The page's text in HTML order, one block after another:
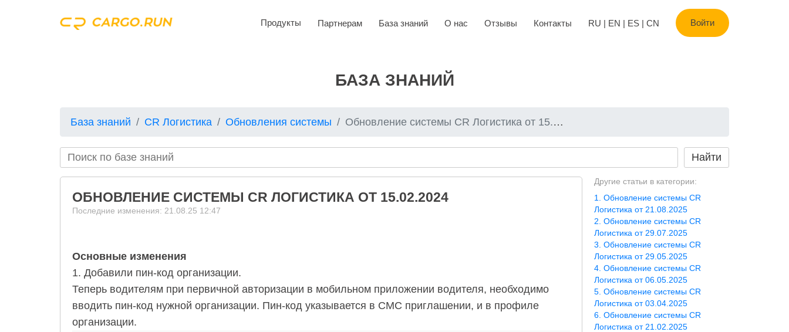
Продукты Партнерам База знаний О нас Отзывы Контакты RU | EN | ES | CN Войти
БАЗА ЗНАНИЙ
База знаний CR Логистика Обновления системы Обновление системы CR Логистика от 15.02.2024
ОБНОВЛЕНИЕ СИСТЕМЫ CR ЛОГИСТИКА ОТ 15.02.2024
Последние изменения: 21.08.25 12:47
Основные изменения
1. Добавили пин-код организации.
Теперь водителям при первичной авторизации в мобильном приложении водителя, необходимо
вводить пин-код нужной организации. Пин-код указывается в СМС приглашении, и в профиле
организации.
Другие статьи в категории:
Обновление системы CR
Логистика от 21.08.2025
Обновление системы CR
Логистика от 29.07.2025
Обновление системы CR
Логистика от 29.05.2025
Обновление системы CR
Логистика от 06.05.2025
Обновление системы CR
Логистика от 03.04.2025
Обновление системы CR
Логистика от 21.02.2025